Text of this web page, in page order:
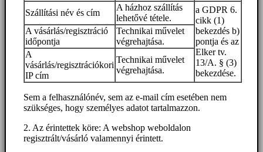
Szállítási név és cím
A házhoz szállítás
lehetővé tétele.
a GDPR 6.
cikk (1)
bekezdés b)
pontja és az
Elker tv.
13/A. § (3)
bekezdése.
A vásárlás/regisztráció
időpontja
Technikai művelet
végrehajtása.
A
vásárlás/regisztrációkori
IP cím
Technikai művelet
végrehajtása.
Sem a felhasználónév, sem az e-mail cím esetében nem
szükséges, hogy személyes adatot tartalmazzon.
2. Az érintettek köre: A webshop weboldalon
regisztrált/vásárló valamennyi érintett.